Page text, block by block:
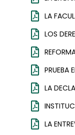
LA
LOS
PRUEBA
LA
LA